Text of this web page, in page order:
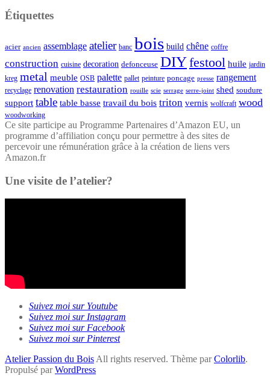
Étiquettes
acier ancien assemblage atelier banc bois build chêne coffre
construction cuisine decoration defonceuse DIYfestool huile jardin
kreg metal meuble OSB palette pallet peinture poncage presse rangement
recyclage renovation restauration rouille scie serrage serre-joint shed soudure
support table table basse travail du bois triton vernis wolfcraft wood
woodworking
Ce site participe au Programme Partenaires d’Amazon EU, un
programme d’affiliation conçu pour permettre à des sites de
percevoir une rémunération grâce à la création de liens vers
Amazon.fr
Une visite de l’atelier?
Suivez moi sur Youtube
Suivez moi sur Instagram
Suivez moi sur Facebook
Suivez moi sur Pinterest
Atelier Passion du Bois All rights reserved. Thème parColorlib.
Propulsé parWordPress